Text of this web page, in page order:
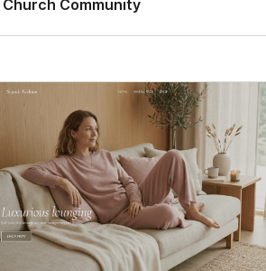
Church Community